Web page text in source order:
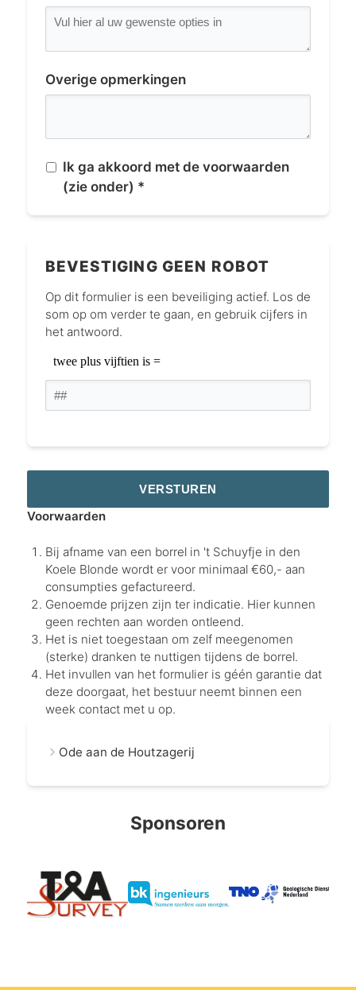
Overige opmerkingen
Ik ga akkoord met de voorwaarden
(zie onder) *
BEVESTIGING GEEN ROBOT
Op dit formulier is een beveiliging actief. Los de
som op om verder te gaan, en gebruik cijfers in
het antwoord.
Voorwaarden
Bij afname van een borrel in 't Schuyfje in den
Koele Blonde wordt er voor minimaal €60,- aan
consumpties gefactureerd.
Genoemde prijzen zijn ter indicatie. Hier kunnen
geen rechten aan worden ontleend.
Het is niet toegestaan om zelf meegenomen
(sterke) dranken te nuttigen tijdens de borrel.
Het invullen van het formulier is géén garantie dat
deze doorgaat, het bestuur neemt binnen een
week contact met u op.
Ode aan de Houtzagerij
Sponsoren